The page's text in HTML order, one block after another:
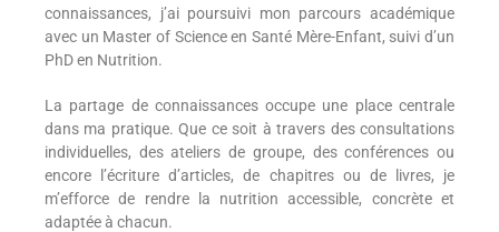
connaissances, j’ai poursuivi mon parcours académique
avec un Master of Science en Santé Mère-Enfant, suivi d’un
PhD en Nutrition.
La partage de connaissances occupe une place centrale
dans ma pratique. Que ce soit à travers des consultations
individuelles, des ateliers de groupe, des conférences ou
encore l’écriture d’articles, de chapitres ou de livres, je
m’efforce de rendre la nutrition accessible, concrète et
adaptée à chacun.